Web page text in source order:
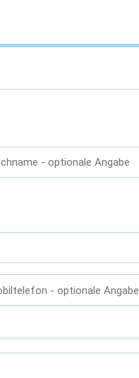
- optionale Angabe
- optionale Angabe